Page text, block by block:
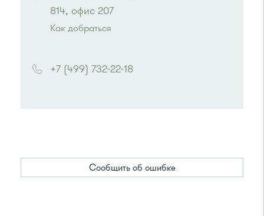
814, офис 207
Как добраться
Автобус № 21
или до остановки "Промкомбинат"
+7 (499) 732-22-18
Сообщить об ошибке